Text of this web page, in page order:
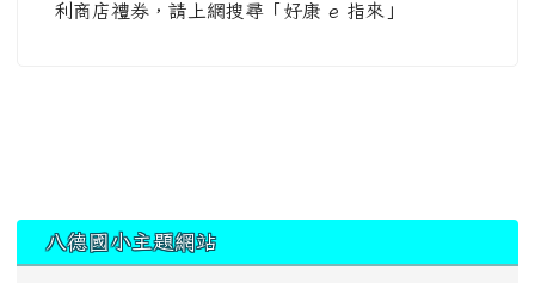
利商店禮券，請上網搜尋「好康 e 指來」
八德國小主題網站